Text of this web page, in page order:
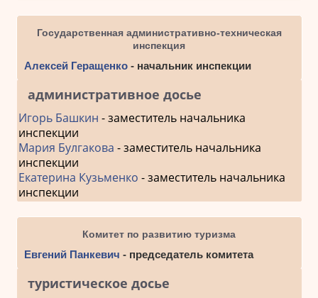
Государственная административно-техническая
инспекция
Алексей Геращенко- начальник инспекции
административное досье
Игорь Башкин - заместитель начальника
инспекции
Мария Булгакова - заместитель начальника
инспекции
Екатерина Кузьменко - заместитель начальника
инспекции
Комитет по развитию туризма
Евгений Панкевич - председатель комитета
туристическое досье